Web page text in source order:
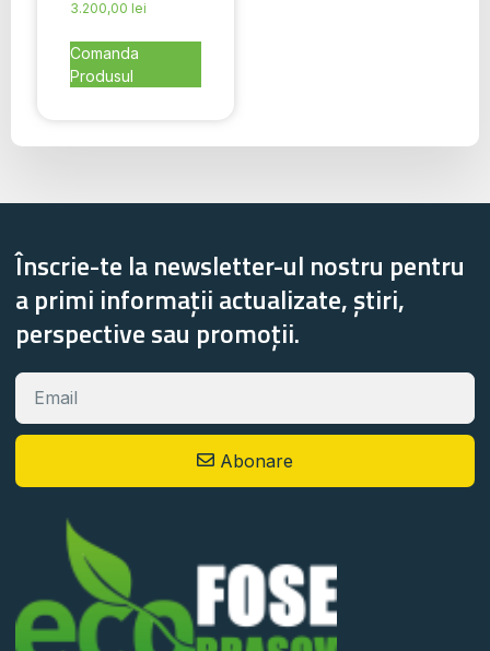
3.200,00 lei
Comanda
Produsul
Înscrie-te la newsletter-ul nostru pentru
a primi informații actualizate, știri,
perspective sau promoții.
Abonare